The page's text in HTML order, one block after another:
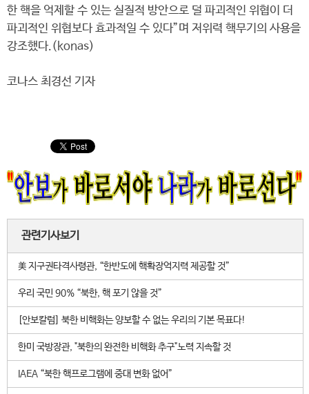
한 핵을 억제할 수 있는 실질적 방안으로 덜 파괴적인 위협이 더
파괴적인 위협보다 효과적일 수 있다”며 저위력 핵무기의 사용을
강조했다.(konas)
코나스 최경선 기자
관련기사보기
美 지구권타격사령관, “한반도에 핵확장억지력 제공할 것”
우리 국민 90% “북한, 핵 포기 않을 것”
[안보칼럼] 북한 비핵화는 양보할 수 없는 우리의 기본 목표다!
한미 국방장관, "북한의 완전한 비핵화 추구"노력 지속할 것
IAEA “북한 핵프로그램에 중대 변화 없어”